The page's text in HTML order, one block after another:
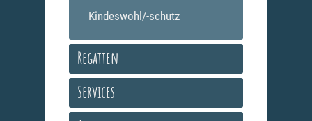
Kindeswohl/-schutz
Regatten
Services